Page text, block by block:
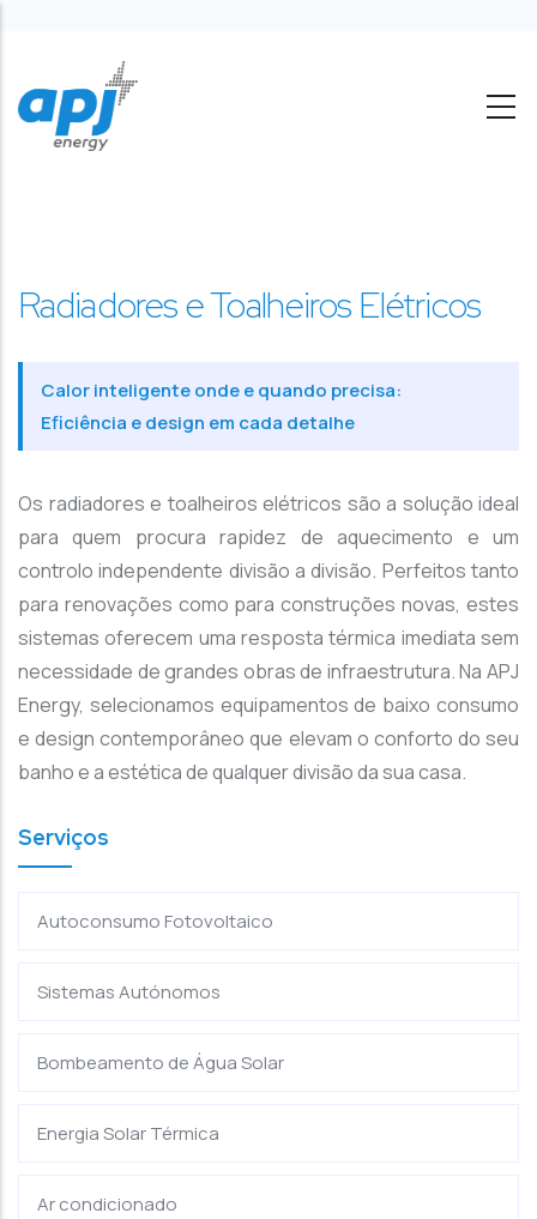
Radiadores e Toalheiros Elétricos
Calor inteligente onde e quando precisa:
Eficiência e design em cada detalhe
Os radiadores e toalheiros elétricos são a solução ideal
para quem procura rapidez de aquecimento e um
controlo independente divisão a divisão. Perfeitos tanto
para renovações como para construções novas, estes
sistemas oferecem uma resposta térmica imediata sem
necessidade de grandes obras de infraestrutura. Na APJ
Energy, selecionamos equipamentos de baixo consumo
e design contemporâneo que elevam o conforto do seu
banho e a estética de qualquer divisão da sua casa.
Serviços
Autoconsumo Fotovoltaico
Sistemas Autónomos
Bombeamento de Água Solar
Energia Solar Térmica
Ar condicionado